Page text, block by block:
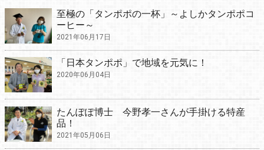
至極の「タンポポの一杯」～よしかタンポポコ
ーヒー～
2021年06月17日
「日本タンポポ」で地域を元気に！
2020年06月04日
たんぽぽ博士 今野孝一さんが手掛ける特産
品！
2021年05月06日